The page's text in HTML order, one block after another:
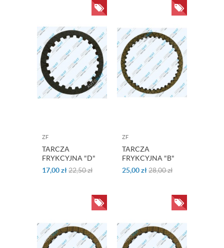
ZF
TARCZA
FRYKCYJNA "D"
ZF 8HP45 / 8HP70
17,00zł22,50zł
ZF
TARCZA
FRYKCYJNA "B"
ZF 8HP45 / 8HP70
25,00zł28,00zł